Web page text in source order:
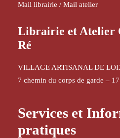
Mail librairie / Mail atelier
Librairie et Atelier
Ré
VILLAGE ARTISANAL DE
7 chemin du corps de garde –
Services et
pratiques